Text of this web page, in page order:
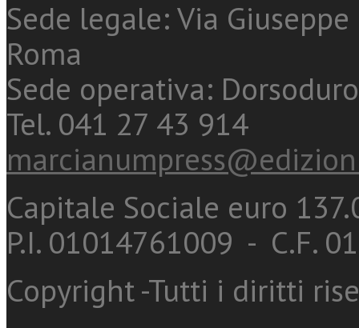
Sede legale: Via
Roma
Sede operativa:
Tel. 041 27 43 914
Capitale Sociale euro
P.I. 01014761009 - C.F.
Copyright -Tutti i diritti